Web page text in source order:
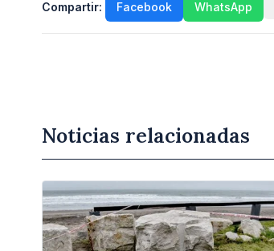
Compartir: Facebook WhatsApp
Noticias relacionadas